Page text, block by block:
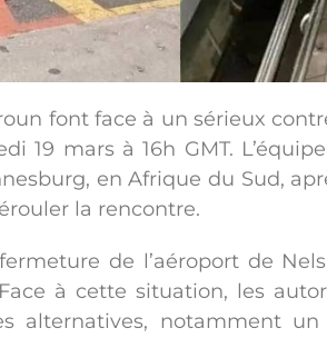
font face à un sérieux
19 mars à 16h GMT.
en Afrique du Sud,
la rencontre.
de l’aéroport de
à cette situation, les
alternatives, notamment